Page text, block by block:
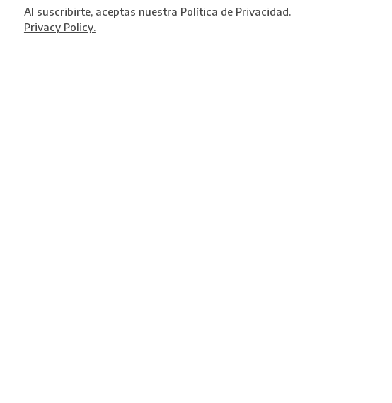
Al suscribirte, aceptas nuestra Política de Privacidad.
Privacy Policy.